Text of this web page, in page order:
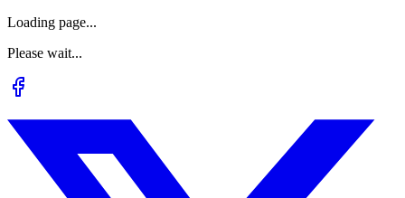
Loading page...
Please wait...